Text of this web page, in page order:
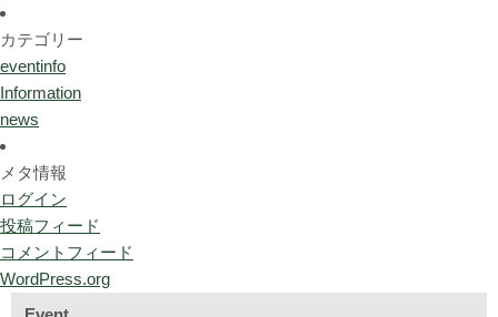
カテゴリー
eventinfo
Information
news
メタ情報
ログイン
投稿フィード
コメントフィード
WordPress.org